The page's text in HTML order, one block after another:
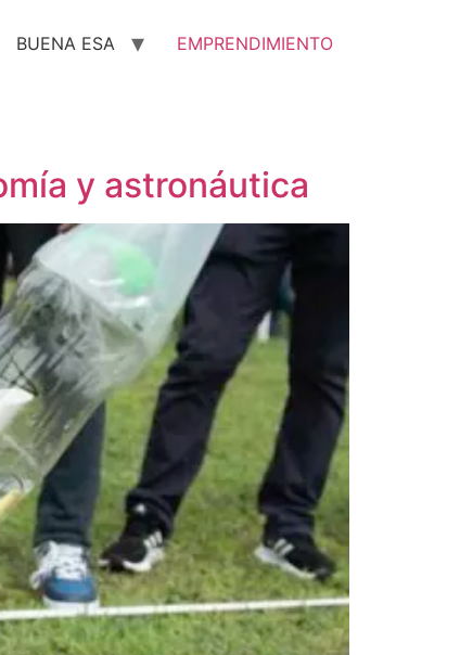
BUENA ESA EMPRENDIMIENTO
y astronáutica